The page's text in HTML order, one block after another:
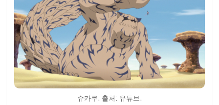
슈카쿠. 출처: 유튜브.